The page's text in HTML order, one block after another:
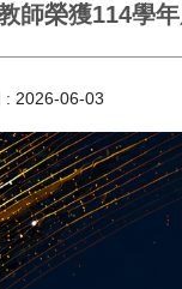
師榮獲114學
: 2026-06-03